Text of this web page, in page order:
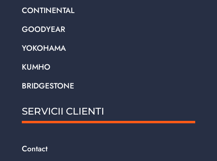
CONTINENTAL
GOODYEAR
YOKOHAMA
KUMHO
BRIDGESTONE
SERVICII CLIENTI
Contact